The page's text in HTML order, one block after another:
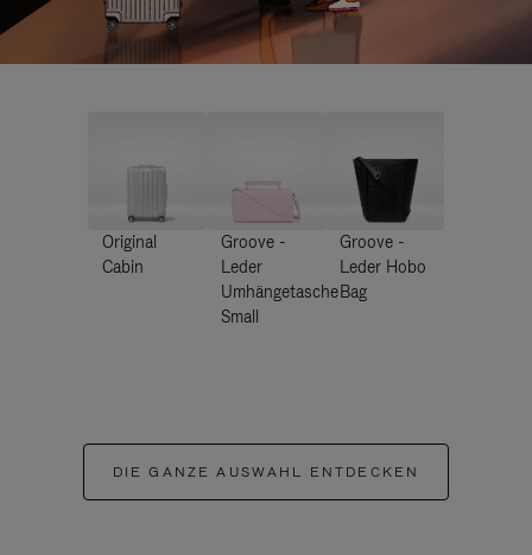
Original
Cabin
Groove -
Leder
Umhängetasche
Small
Groove -
Leder Hobo
Bag
DIE GANZE AUSWAHL ENTDECKEN